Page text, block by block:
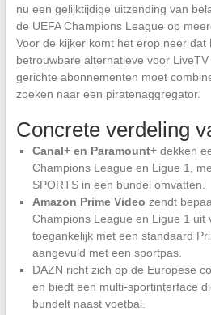
nu een gelijktijdige uitzending van
de UEFA Champions League op
Voor de kijker komt het erop neer dat
betrouwbare alternatieve voor
gerichte abonnementen moet
zoeken naar een piratenaggregator.
Concrete verdeling
Canal+ en Paramount+dekken
Champions League en Ligue 1,
SPORTS in een bundel omvatten.
Amazon Prime Video zendt
Champions League en Ligue 1 uit
toegankelijk met een standaard
aangevuld met een sportpas.
DAZN richt zich op de Europese
en biedt een multi-sportinterface
bundelt naast voetbal.